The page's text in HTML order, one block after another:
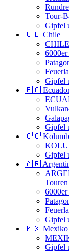
Tour-
Gipfel
🇨🇱 Chile
Gipfel
🇪🇨
Gipfel
🇨🇴
Gipfel
🇦🇷
Touren
Gipfel
🇲🇽 Mexiko
Gipfel